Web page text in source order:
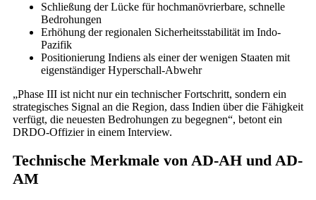
Schließung der Lücke für hochmanövrierbare, schnelle
Bedrohungen
Erhöhung der regionalen Sicherheitsstabilität im Indo-
Pazifik
Positionierung Indiens als einer der wenigen Staaten mit
eigenständiger Hyperschall-Abwehr
„Phase III ist nicht nur ein technischer Fortschritt, sondern ein
strategisches Signal an die Region, dass Indien über die Fähigkeit
verfügt, die neuesten Bedrohungen zu begegnen“, betont ein
DRDO-Offizier in einem Interview.
Technische Merkmale von AD-AH und AD-
AM